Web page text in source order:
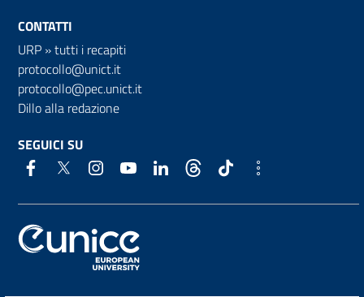
CONTATTI
URP »tutti i recapiti
protocollo@unict.it
protocollo@pec.unict.it
Dillo alla redazione
SEGUICI SU